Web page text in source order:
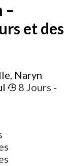
–
et des
, Naryn
8 Jours -